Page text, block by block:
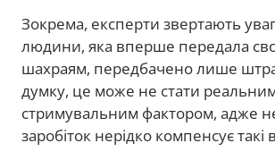
Зокрема, експерти звертають
людини, яка вперше передала
шахраям, передбачено лише
думку, це може не стати
стримувальним фактором, адже
заробіток нерідко компенсує такі